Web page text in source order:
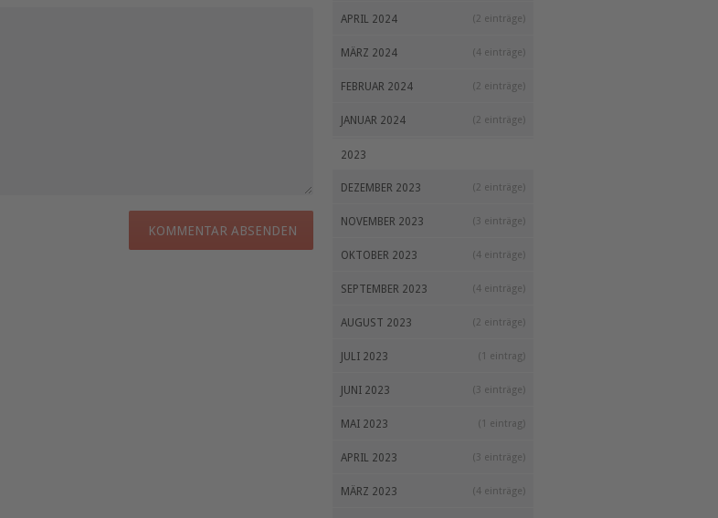
KOMMENTAR ABSENDEN
APRIL 2024 (2 einträge)
MÄRZ 2024 (4 einträge)
FEBRUAR 2024 (2 einträge)
JANUAR 2024 (2 einträge)
2023
DEZEMBER 2023 (2 einträge)
NOVEMBER 2023 (3 einträge)
OKTOBER 2023 (4 einträge)
SEPTEMBER 2023 (4 einträge)
AUGUST 2023 (2 einträge)
JULI 2023 (1 eintrag)
JUNI 2023 (3 einträge)
MAI 2023 (1 eintrag)
APRIL 2023 (3 einträge)
MÄRZ 2023 (4 einträge)